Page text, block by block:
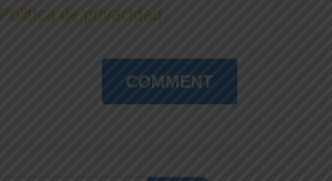
Política de privacidad